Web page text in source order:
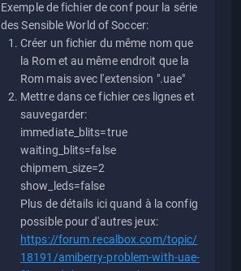
Exemple de fichier de conf pour la série
des Sensible World of Soccer:
Créer un fichier du même nom que
la Rom et au même endroit que la
Rom mais avec l'extension ".uae"
Mettre dans ce fichier ces lignes et
sauvegarder:
immediate_blits=true
waiting_blits=false
chipmem_size=2
show_leds=false
Plus de détails ici quand à la config
possible pour d'autres jeux:
https://forum.recalbox.com/topic/
18191/amiberry-problem-with-uae-